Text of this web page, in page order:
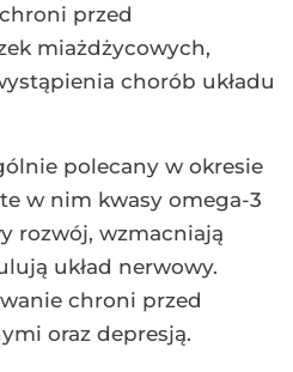
przed
miażdżycowych,
chorób układu
polecany w okresie
w nim kwasy omega-3
rozwój, wzmacniają
układ nerwowy.
chroni przed
oraz depresją.